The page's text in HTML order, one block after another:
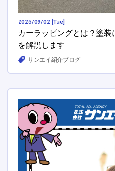
2025/09/02 [Tue]
カーラッピングとは？塗装
を解説します
サンエイ紹介ブログ